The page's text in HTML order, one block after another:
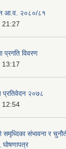
आ.व. २०८०/८१
21:27
विवरण
13:17
प्रतिवेदन २०७८
12:54
समृध्दिका संभावना र